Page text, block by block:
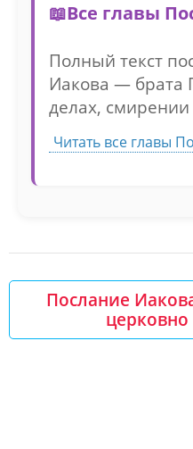
Все главы
Полный текст
Иакова — брата
делах,
Читать все главы
Послание
церковно